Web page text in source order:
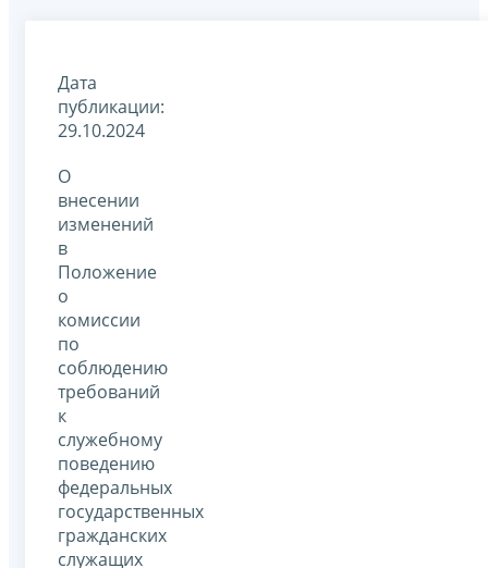
Дата
публикации:
29.10.2024
О
внесении
изменений
в
Положение
о
комиссии
по
соблюдению
требований
к
служебному
поведению
федеральных
государственных
гражданских
служащих